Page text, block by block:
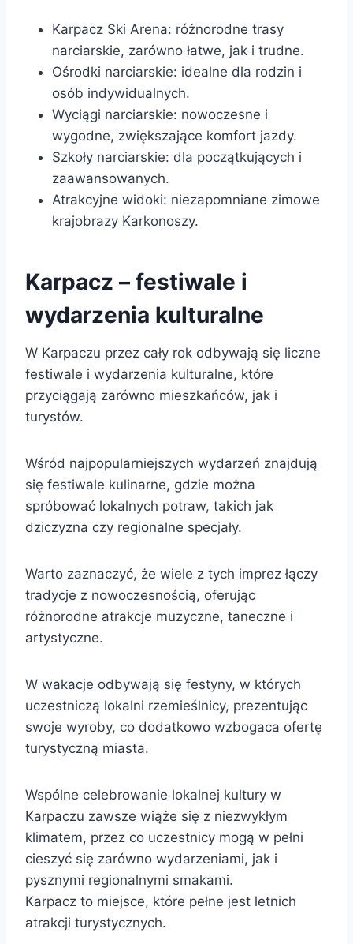
Karpacz Ski Arena: różnorodne trasy
narciarskie, zarówno łatwe, jak i trudne.
Ośrodki narciarskie: idealne dla rodzin i
osób indywidualnych.
Wyciągi narciarskie: nowoczesne i
wygodne, zwiększające komfort jazdy.
Szkoły narciarskie: dla początkujących i
zaawansowanych.
Atrakcyjne widoki: niezapomniane zimowe
krajobrazy Karkonoszy.
Karpacz – festiwale i
wydarzenia kulturalne
W Karpaczu przez cały rok odbywają się liczne
festiwale i wydarzenia kulturalne, które
przyciągają zarówno mieszkańców, jak i
turystów.
Wśród najpopularniejszych wydarzeń znajdują
się festiwale kulinarne, gdzie można
spróbować lokalnych potraw, takich jak
dziczyzna czy regionalne specjały.
Warto zaznaczyć, że wiele z tych imprez łączy
tradycje z nowoczesnością, oferując
różnorodne atrakcje muzyczne, taneczne i
artystyczne.
W wakacje odbywają się festyny, w których
uczestniczą lokalni rzemieślnicy, prezentując
swoje wyroby, co dodatkowo wzbogaca ofertę
turystyczną miasta.
Wspólne celebrowanie lokalnej kultury w
Karpaczu zawsze wiąże się z niezwykłym
klimatem, przez co uczestnicy mogą w pełni
cieszyć się zarówno wydarzeniami, jak i
pysznymi regionalnymi smakami.
Karpacz to miejsce, które pełne jest letnich
atrakcji turystycznych.